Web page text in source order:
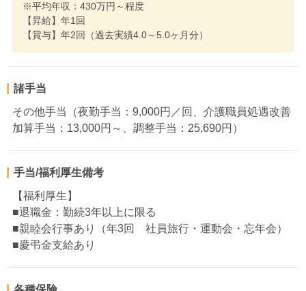
※平均年収：430万円～程度
【昇給】年1回
【賞与】年2回（過去実績4.0～5.0ヶ月分）
諸手当
その他手当（夜勤手当：9,000円／回、介護職員処遇改善
加算手当：13,000円～、調整手当：25,690円）
手当/福利厚生備考
【福利厚生】
■退職金：勤続3年以上に限る
■親睦会行事あり（年3回 社員旅行・運動会・忘年会）
■慶弔金支給あり